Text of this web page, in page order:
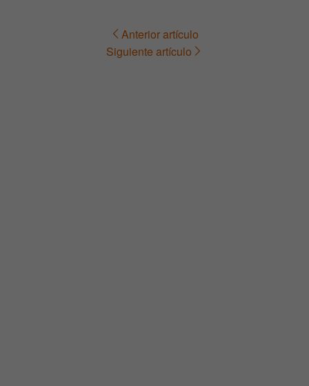
Navegación Anterior artículo
Siguiente artículo